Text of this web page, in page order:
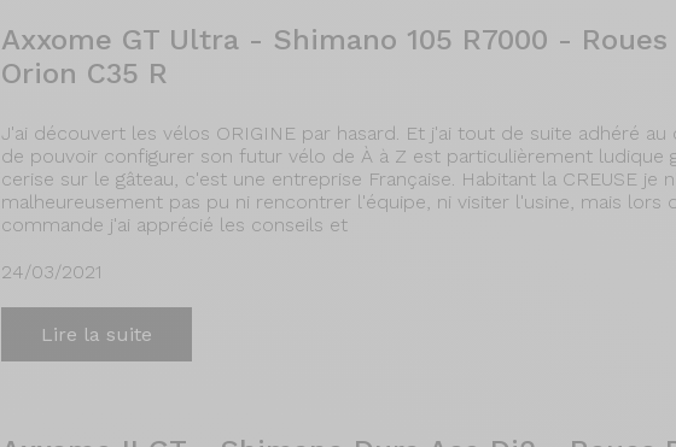
Axxome GT Ultra - Shimano 105 R7000 -
Orion C35 R
J'ai découvert les vélos ORIGINE par hasard. Et j'ai tout de suite adhéré
de pouvoir configurer son futur vélo de À à Z est particulièrement ludique
cerise sur le gâteau, c'est une entreprise Française. Habitant la CREUSE je
malheureusement pas pu ni rencontrer l'équipe, ni visiter l'usine, mais lors
commande j'ai apprécié les conseils et
24/03/2021
Lire la suite